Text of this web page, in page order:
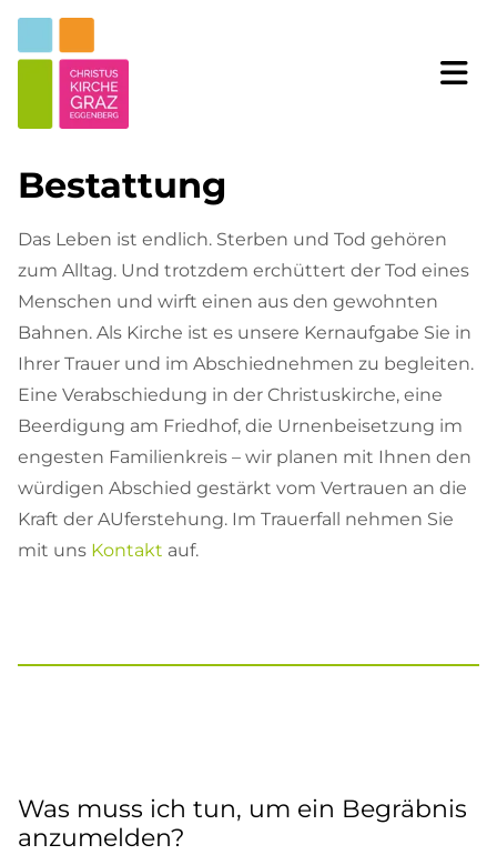
Bestattung
Das Leben ist endlich. Sterben und Tod gehören
zum Alltag. Und trotzdem erchüttert der Tod eines
Menschen und wirft einen aus den gewohnten
Bahnen. Als Kirche ist es unsere Kernaufgabe Sie in
Ihrer Trauer und im Abschiednehmen zu begleiten.
Eine Verabschiedung in der Christuskirche, eine
Beerdigung am Friedhof, die Urnenbeisetzung im
engesten Familienkreis – wir planen mit Ihnen den
würdigen Abschied gestärkt vom Vertrauen an die
Kraft der AUferstehung. Im Trauerfall nehmen Sie
mit uns Kontakt auf.
Was muss ich tun, um ein Begräbnis
anzumelden?